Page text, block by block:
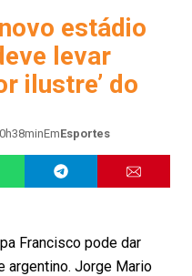
estádio
levar
ilustre’ do
EmEsportes
Francisco pode dar
argentino. Jorge Mario